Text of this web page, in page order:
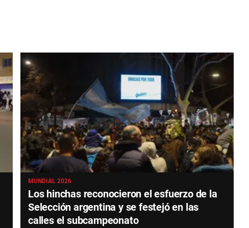
MUNDIAL 2026
Los hinchas reconocieron el esfuerzo de la
Selección argentina y se festejó en las
calles el subcampeonato